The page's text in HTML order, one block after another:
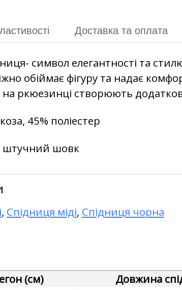
Доставка та оплата
символ елегантності та
обіймає фігуру та надає
на ркюезинці створюють
45% поліестер
штучний шовк
, Спідниця міді, Спідниця чорна
(см)
Довжина